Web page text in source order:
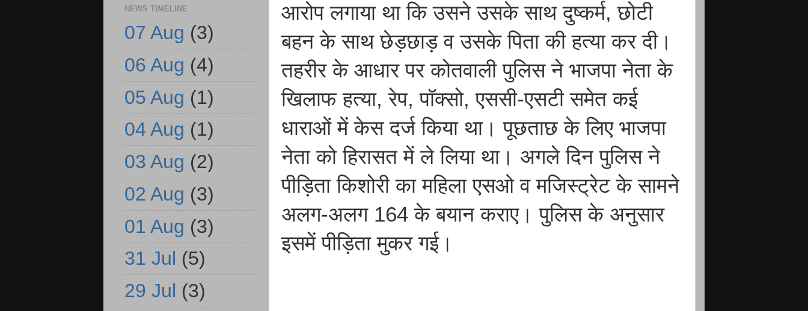
आरोप लगाया था कि उसने उसके साथ दुष्कर्म, छोटी
बहन के साथ छेड़छाड़ व उसके पिता की हत्या कर दी।
तहरीर के आधार पर कोतवाली पुलिस ने भाजपा नेता के
खिलाफ हत्या, रेप, पॉक्सो, एससी-एसटी समेत कई
धाराओं में केस दर्ज किया था। पूछताछ के लिए भाजपा
नेता को हिरासत में ले लिया था। अगले दिन पुलिस ने
पीड़िता किशोरी का महिला एसओ व मजिस्ट्रेट के सामने
अलग-अलग 164 के बयान कराए। पुलिस के अनुसार
इसमें पीड़िता मुकर गई।
NEWS TIMELINE
07 Aug (3)
06 Aug (4)
05 Aug (1)
04 Aug (1)
03 Aug (2)
02 Aug (3)
01 Aug (3)
31 Jul (5)
29 Jul (3)